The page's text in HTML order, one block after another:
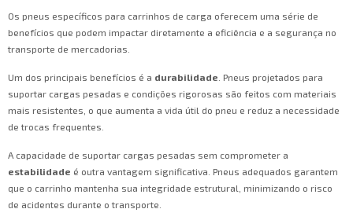
Os pneus específicos para carrinhos de carga oferecem uma série de
benefícios que podem impactar diretamente a eficiência e a segurança no
transporte de mercadorias.
Um dos principais benefícios é a durabilidade . Pneus projetados para
suportar cargas pesadas e condições rigorosas são feitos com materiais
mais resistentes, o que aumenta a vida útil do pneu e reduz a necessidade
de trocas frequentes.
A capacidade de suportar cargas pesadas sem comprometer a
estabilidade é outra vantagem significativa. Pneus adequados garantem
que o carrinho mantenha sua integridade estrutural, minimizando o risco
de acidentes durante o transporte.